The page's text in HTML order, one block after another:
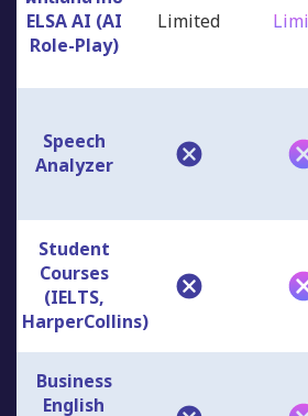
Role-Play)
Analyzer
Student
Courses
(IELTS,
HarperCollins)
Business
English
course